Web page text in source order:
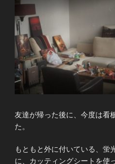
友達が帰った後に、今度は看
た。
もともと外に付いている、蛍
に、カッティングシートを使